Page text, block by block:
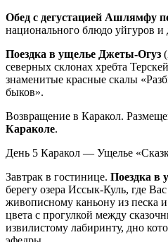
Обед с дегустацией Ашлямфу
национального блюдо уйгуров и
Поездка в ущелье Джеты-Огуз
северных склонах хребта
знаменитые красные скалы
быков».
Возвращение в Каракол.
Караколе.
День 5 Каракол — Ущелье
Завтрак в гостинице. Поездка в
берегу озера Иссык-Куль, где
живописному каньону из песка
цвета с прогулкой между
извилистому лабиринту, дно